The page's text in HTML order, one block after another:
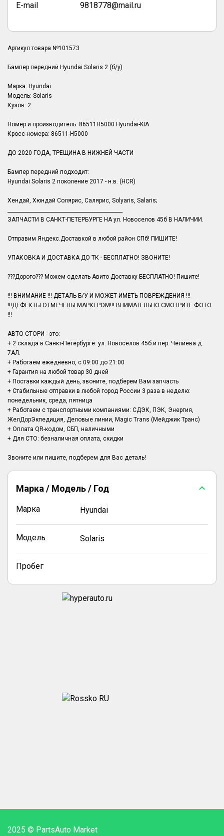
E-mail 9818778@mail.ru
Артикул товара №101573
Бампер передний Hyundai Solaris 2 (б/у)
Марка: Hyundai
Модель: Solaris
Кузов: 2
Номер и производитель: 86511H5000 Hyundai-KIA
Кросс-номера: 86511-H5000
ДО 2020 ГОДА, ТРЕЩИНА В НИЖНЕЙ ЧАСТИ
Бампер передний подходит:
Hyundai Solaris 2 поколение 2017 - н.в. (HCR)
Хендай, Хюндай Солярис, Салярис, Solyaris, Salaris;
ЗАПЧАСТИ В САНКТ-ПЕТЕРБУРГЕ НА ул. Новоселов 45б В НАЛИЧИИ.
Отправим Яндекс.Доставкой в любой район СПб! ПИШИТЕ!
УПАКОВКА И ДОСТАВКА ДО ТК - БЕСПЛАТНО! ЗВОНИТЕ!
???Дорого??? Можем сделать Авито Доставку БЕСПЛАТНО! Пишите!
!!! ВНИМАНИЕ !!! ДЕТАЛЬ Б/У И МОЖЕТ ИМЕТЬ ПОВРЕЖДЕНИЯ !!!
!!!ДЕФЕКТЫ ОТМЕЧЕНЫ МАРКЕРОМ!!! ВНИМАТЕЛЬНО СМОТРИТЕ ФОТО
!!!
АВТО СТОРИ - это:
+ 2 склада в Санкт-Петербурге: ул. Новоселов 45б и пер. Челиева д.
7АЛ.
+ Работаем ежедневно, с 09:00 до 21:00
+ Гарантия на любой товар 30 дней
+ Поставки каждый день, звоните, подберем Вам запчасть
+ Стабильные отправки в любой город России 3 раза в неделю:
понедельник, среда, пятница
+ Работаем с транспортными компаниями: СДЭК, ПЭК, Энергия,
ЖелДорЭкпедиция, Деловые линии, Magic Trans (Мейджик Транс)
+ Оплата QR-кодом, СБП, наличными
+ Для СТО: безналичная оплата, скидки
Марка / Модель / Год
Марка Hyundai
Модель Solaris
Пробег
2025 © PartsAuto Market